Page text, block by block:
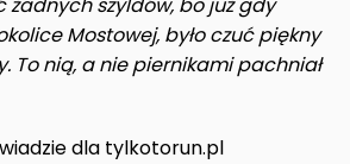
żadnych szyldów, bo już gdy
Mostowej, było czuć piękny
To nią, a nie piernikami pachniał
dla tylkotorun.pl